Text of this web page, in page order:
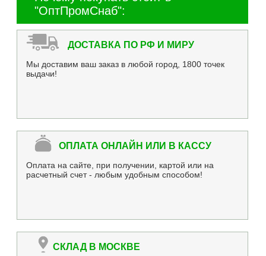
"ОптПромСнаб":
ДОСТАВКА ПО РФ И МИРУ
Мы доставим ваш заказ в любой город, 1800 точек
выдачи!
ОПЛАТА ОНЛАЙН ИЛИ В КАССУ
Оплата на сайте, при получении, картой или на
расчетный счет - любым удобным способом!
СКЛАД В МОСКВЕ